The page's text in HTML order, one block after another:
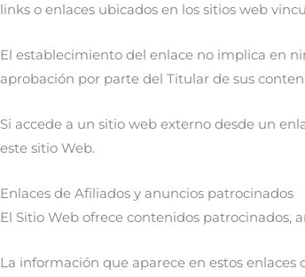
links o enlaces ubicados en los sitios web
El establecimiento del enlace no implica en
aprobación por parte del Titular de sus
Si accede a un sitio web externo desde un
este sitio Web.
Enlaces de Afiliados y anuncios patrocinados
El Sitio Web ofrece contenidos patrocinados,
La información que aparece en estos